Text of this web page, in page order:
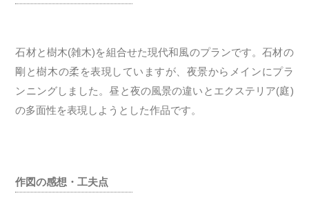
石材と樹木(雑木)を組合せた現代和風のプランです。石材の
剛と樹木の柔を表現していますが、夜景からメインにプラ
ンニングしました。昼と夜の風景の違いとエクステリア(庭)
の多面性を表現しようとした作品です。
作図の感想・工夫点